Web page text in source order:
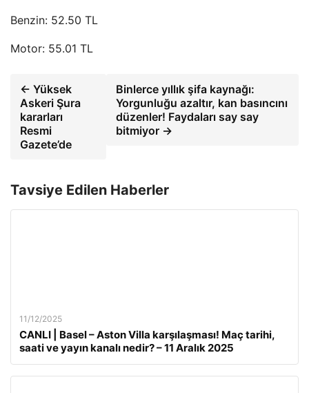
Benzin: 52.50 TL
Motor: 55.01 TL
← Yüksek
Askeri Şura
kararları
Resmi
Gazete’de
Binlerce yıllık şifa kaynağı:
Yorgunluğu azaltır, kan basıncını
düzenler! Faydaları say say
bitmiyor →
Tavsiye Edilen Haberler
11/12/2025
CANLI | Basel – Aston Villa karşılaşması! Maç tarihi,
saati ve yayın kanalı nedir? – 11 Aralık 2025